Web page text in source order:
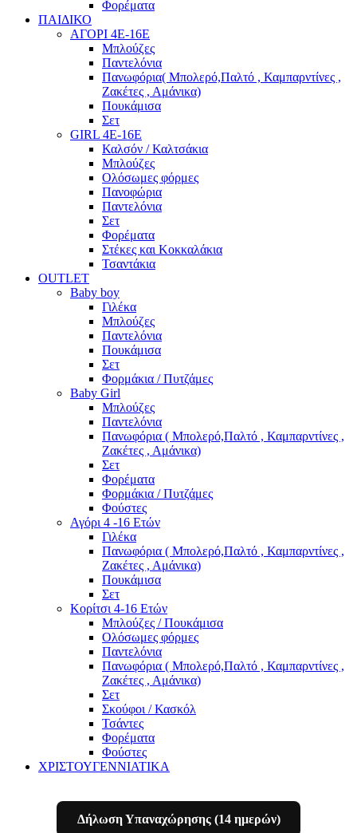
Φορέματα
ΠΑΙΔΙΚΟ
ΑΓΟΡΙ 4Ε-16Ε
Μπλούζες
Παντελόνια
Πανωφόρια( Μπολερό,Παλτό , Καμπαρντίνες ,
Ζακέτες , Αμάνικα)
Πουκάμισα
Σετ
GIRL 4Ε-16Ε
Καλσόν / Καλτσάκια
Μπλούζες
Ολόσωμες φόρμες
Πανοφώρια
Παντελόνια
Σετ
Φορέματα
Στέκες και Κοκκαλάκια
Τσαντάκια
OUTLET
Baby boy
Γιλέκα
Μπλούζες
Παντελόνια
Πουκάμισα
Σετ
Φορμάκια / Πυτζάμες
Baby Girl
Μπλούζες
Παντελόνια
Πανωφόρια ( Μπολερό,Παλτό , Καμπαρντίνες ,
Ζακέτες , Αμάνικα)
Σετ
Φορέματα
Φορμάκια / Πυτζάμες
Φούστες
Αγόρι 4 -16 Ετών
Γιλέκα
Πανωφόρια ( Μπολερό,Παλτό , Καμπαρντίνες ,
Ζακέτες , Αμάνικα)
Πουκάμισα
Σετ
Κορίτσι 4-16 Ετών
Μπλούζες / Πουκάμισα
Ολόσωμες φόρμες
Παντελόνια
Πανωφόρια ( Μπολερό,Παλτό , Καμπαρντίνες ,
Ζακέτες , Αμάνικα)
Σετ
Σκούφοι / Κασκόλ
Τσάντες
Φορέματα
Φούστες
ΧΡΙΣΤΟΥΓΕΝΝΙΑΤΙΚΑ
Δήλωση Υπαναχώρησης (14 ημερών)